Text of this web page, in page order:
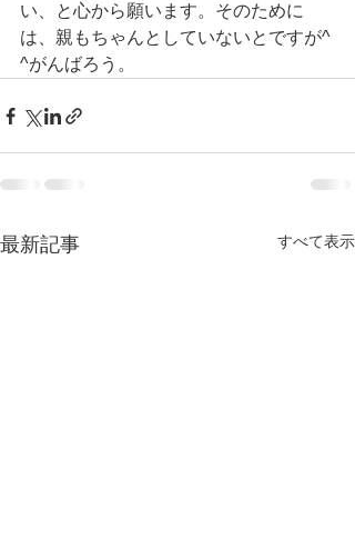
い、と心から願います。そのために
は、親もちゃんとしていないとですが^
^がんばろう。
最新記事 すべて表示